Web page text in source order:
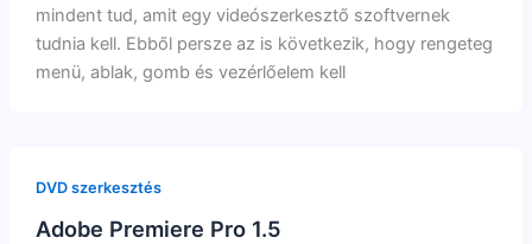
mindent tud, amit egy videószerkesztő szoftvernek
tudnia kell. Ebből persze az is következik, hogy rengeteg
menü, ablak, gomb és vezérlőelem kell
DVD szerkesztés
Adobe Premiere Pro 1.5